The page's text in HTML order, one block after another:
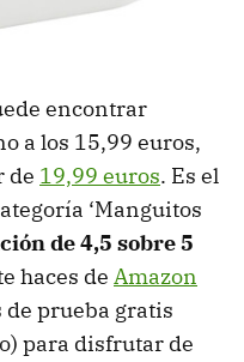
encontrar
a los 15,99 euros,
de 19,99 euros. Es el
‘Manguitos
de 4,5 sobre 5
haces de Amazon
de prueba gratis
para disfrutar de